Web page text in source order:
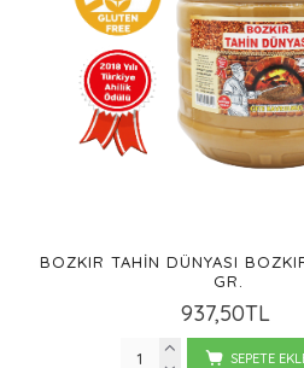
BOZKIR TAHIN DÜNYASI
GR.
937,50TL
SEPETE